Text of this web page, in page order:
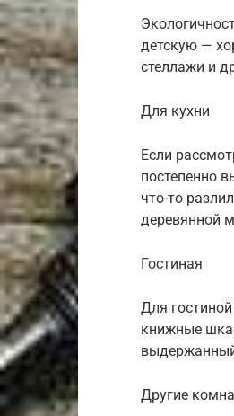
детскую —
стеллажи и
Для кухни
Если
постепенно
что-то
деревянной
Гостиная
Для
книжные
Другие